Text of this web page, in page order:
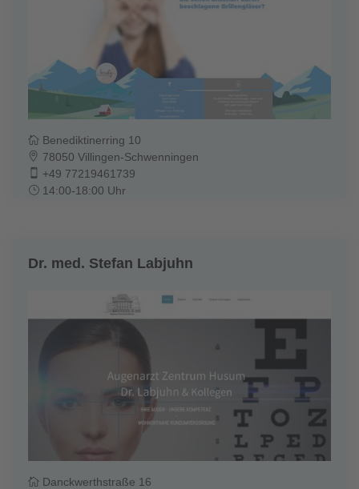
Benediktinerring 10
78050 Villingen-Schwenningen
+49 77219461739
14:00-18:00 Uhr
Dr. med. Stefan Labjuhn
Danckwerthstraße 16